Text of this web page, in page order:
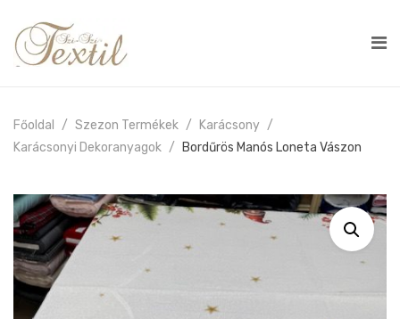
Főoldal Szezon Termékek
Karácsony
Karácsonyi Dekoranyagok
Bordűrös Manós Loneta Vászon